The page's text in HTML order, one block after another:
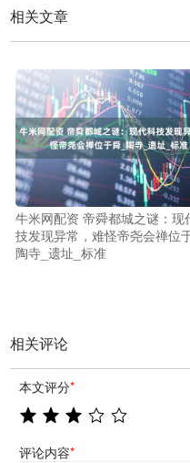
相关文章
牛米网配资 帝舜都城之谜：现
技发现异常，难怪帝尧会禅位
陶寺_遗址_标准
相关评论
本文评分*
评论内容*